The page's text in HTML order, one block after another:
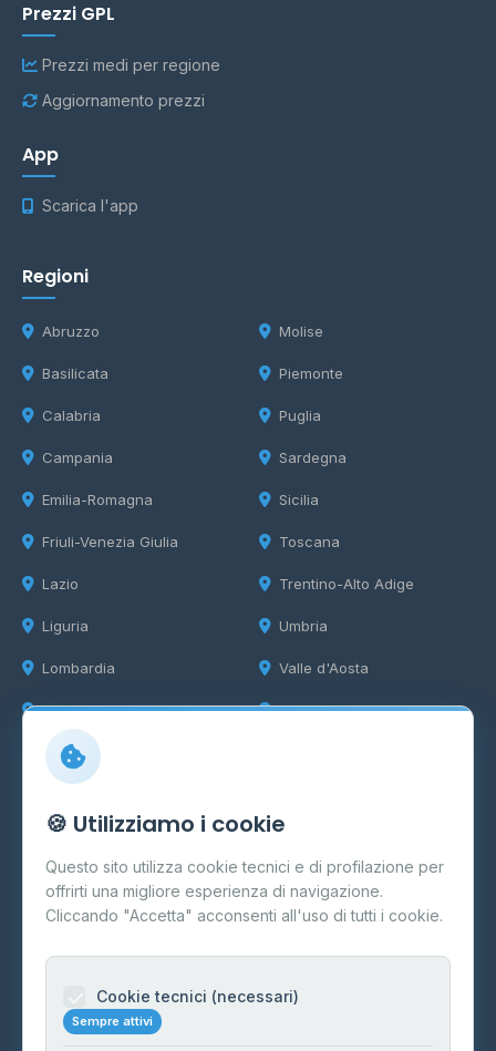
Prezzi GPL
Prezzi medi per regione
Aggiornamento prezzi
App
Scarica l'app
Regioni
Abruzzo
Basilicata
Calabria
Campania
Emilia-Romagna
Friuli-Venezia Giulia
Lazio
Liguria
Lombardia
Marche
Molise
Piemonte
Puglia
Sardegna
Sicilia
Toscana
Trentino-Alto Adige
Umbria
Valle d'Aosta
Veneto
Info
Cos'è il GPL
FAQ
Contatti
Informazioni legali
🍪 Utilizziamo i cookie
Questo sito utilizza cookie tecnici e di profilazione per
offrirti una migliore esperienza di navigazione.
Cliccando "Accetta" acconsenti all'uso di tutti i cookie.
Cookie tecnici (necessari)
Sempre attivi